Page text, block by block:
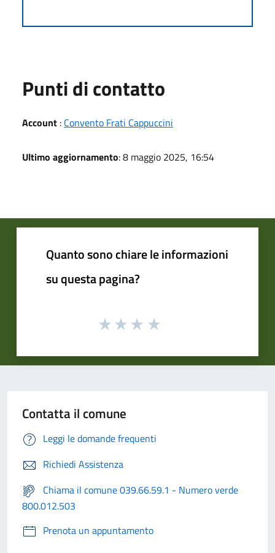
Punti di contatto
Account : Convento Frati Cappuccini
Ultimo aggiornamento: 8 maggio 2025, 16:54
Quanto sono chiare le informazioni
su questa pagina?
Contatta il comune
Leggi le domande frequenti
Richiedi Assistenza
Chiama il comune 039.66.59.1 - Numero verde
800.012.503
Prenota un appuntamento